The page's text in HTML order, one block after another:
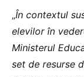
„În contextul
elevilor în
Ministerul
set de resurse